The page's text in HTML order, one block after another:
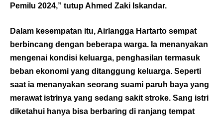
Pemilu 2024,” tutup Ahmed Zaki Iskandar.
Dalam kesempatan itu, Airlangga Hartarto sempat
berbincang dengan beberapa warga. Ia menanyakan
mengenai kondisi keluarga, penghasilan termasuk
beban ekonomi yang ditanggung keluarga. Seperti
saat ia menanyakan seorang suami paruh baya yang
merawat istrinya yang sedang sakit stroke. Sang istri
diketahui hanya bisa berbaring di ranjang tempat